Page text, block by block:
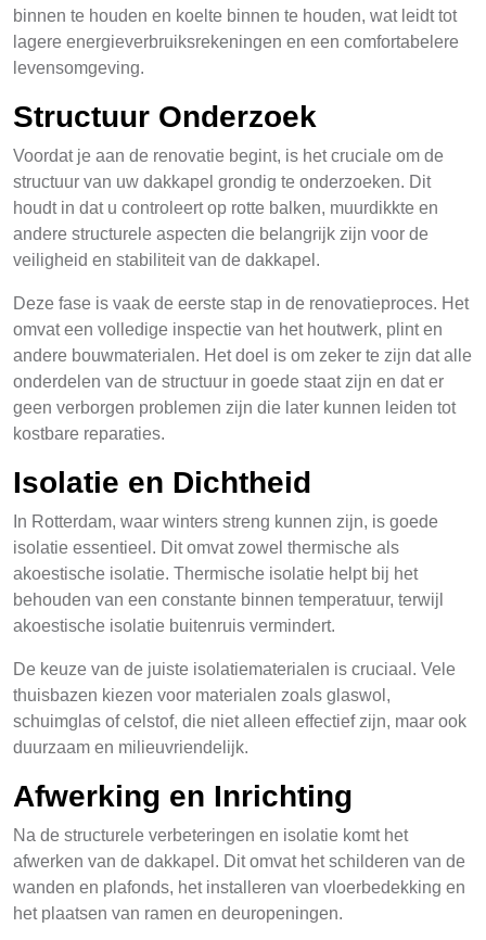
binnen te houden en koelte binnen te houden, wat leidt tot
lagere energieverbruiksrekeningen en een comfortabelere
levensomgeving.
Structuur Onderzoek
Voordat je aan de renovatie begint, is het cruciale om de
structuur van uw dakkapel grondig te onderzoeken. Dit
houdt in dat u controleert op rotte balken, muurdikkte en
andere structurele aspecten die belangrijk zijn voor de
veiligheid en stabiliteit van de dakkapel.
Deze fase is vaak de eerste stap in de renovatieproces. Het
omvat een volledige inspectie van het houtwerk, plint en
andere bouwmaterialen. Het doel is om zeker te zijn dat alle
onderdelen van de structuur in goede staat zijn en dat er
geen verborgen problemen zijn die later kunnen leiden tot
kostbare reparaties.
Isolatie en Dichtheid
In Rotterdam, waar winters streng kunnen zijn, is goede
isolatie essentieel. Dit omvat zowel thermische als
akoestische isolatie. Thermische isolatie helpt bij het
behouden van een constante binnen temperatuur, terwijl
akoestische isolatie buitenruis vermindert.
De keuze van de juiste isolatiematerialen is cruciaal. Vele
thuisbazen kiezen voor materialen zoals glaswol,
schuimglas of celstof, die niet alleen effectief zijn, maar ook
duurzaam en milieuvriendelijk.
Afwerking en Inrichting
Na de structurele verbeteringen en isolatie komt het
afwerken van de dakkapel. Dit omvat het schilderen van de
wanden en plafonds, het installeren van vloerbedekking en
het plaatsen van ramen en deuropeningen.